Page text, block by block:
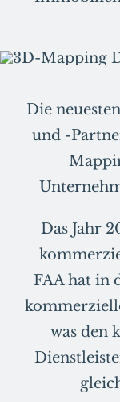
Die
und -
Das Jahr
FAA hat in
was den